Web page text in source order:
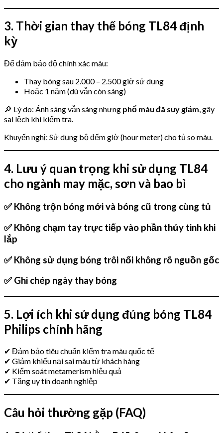
3. Thời gian thay thế bóng TL84 định
kỳ
Để đảm bảo độ chính xác màu:
Thay bóng sau 2.000 – 2.500 giờ sử dụng
Hoặc 1 năm (dù vẫn còn sáng)
🔎 Lý do: Ánh sáng vẫn sáng nhưng phổ màu đã suy giảm, gây
sai lệch khi kiểm tra.
Khuyến nghị: Sử dụng bộ đếm giờ (hour meter) cho tủ so màu.
4. Lưu ý quan trọng khi sử dụng TL84
cho ngành may mặc, sơn và bao bì
✅ Không trộn bóng mới và bóng cũ trong cùng tủ
✅ Không chạm tay trực tiếp vào phần thủy tinh khi
lắp
✅ Không sử dụng bóng trôi nổi không rõ nguồn gốc
✅ Ghi chép ngày thay bóng
5. Lợi ích khi sử dụng đúng bóng TL84
Philips chính hãng
✔ Đảm bảo tiêu chuẩn kiểm tra màu quốc tế
✔ Giảm khiếu nại sai màu từ khách hàng
✔ Kiểm soát metamerism hiệu quả
✔ Tăng uy tín doanh nghiệp
Câu hỏi thường gặp (FAQ)